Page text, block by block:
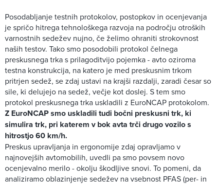
Posodabljanje testnih protokolov, postopkov in ocenjevanja
je spričo hitrega tehnološkega razvoja na področju otroških
varnostnih sedežev nujno, če želimo ohraniti strokovnost
naših testov. Tako smo posodobili protokol čelnega
preskusnega trka s prilagoditvijo pojemka - avto oziroma
testna konstrukcija, na katero je med preskusnim trkom
pritrjen sedež, se zdaj ustavi na krajši razdalji, zaradi česar so
sile, ki delujejo na sedež, večje kot doslej. S tem smo
protokol preskusnega trka uskladili z EuroNCAP protokolom.
Z EuroNCAP smo uskladili tudi bočni preskusni trk, ki
simulira trk, pri katerem v bok avta trči drugo vozilo s
hitrostjo 60 km/h.
Preskus upravljanja in ergonomije zdaj opravljamo v
najnovejših avtomobilih, uvedli pa smo povsem novo
ocenjevalno merilo - okolju škodljive snovi. To pomeni, da
analiziramo oblazinjenje sedežev na vsebnost PFAS (per- in